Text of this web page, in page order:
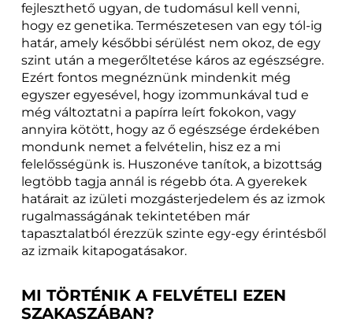
fejleszthető ugyan, de tudomásul kell venni,
hogy ez genetika. Természetesen van egy tól-ig
határ, amely későbbi sérülést nem okoz, de egy
szint után a megerőltetése káros az egészségre.
Ezért fontos megnéznünk mindenkit még
egyszer egyesével, hogy izommunkával tud e
még változtatni a papírra leírt fokokon, vagy
annyira kötött, hogy az ő egészsége érdekében
mondunk nemet a felvételin, hisz ez a mi
felelősségünk is. Huszonéve tanítok, a bizottság
legtöbb tagja annál is régebb óta. A gyerekek
határait az izületi mozgásterjedelem és az izmok
rugalmasságának tekintetében már
tapasztalatból érezzük szinte egy-egy érintésből
az izmaik kitapogatásakor.
MI TÖRTÉNIK A FELVÉTELI EZEN
SZAKASZÁBAN?